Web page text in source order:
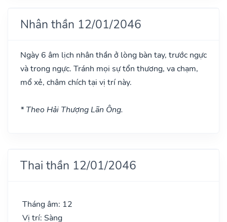
Nhân thần 12/01/2046
Ngày 6 âm lịch nhân thần ở lòng bàn tay, trước ngực
và trong ngực. Tránh mọi sự tổn thương, va chạm,
mổ xẻ, châm chích tại vị trí này.
* Theo Hải Thượng Lãn Ông.
Thai thần 12/01/2046
Tháng âm: 12
Vị trí: Sàng